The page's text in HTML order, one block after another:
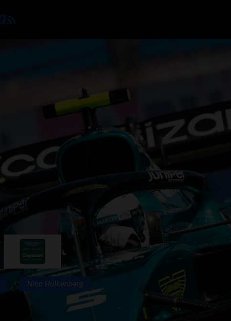
Nico Hülkenberg
F1 RACES
F1 KALENDER
F1 COUREURS KAMPIOENSCHAP
F1 TEAMS KAMPIOENSCHAP
MAX VERSTAPPEN
RACE GEMIST